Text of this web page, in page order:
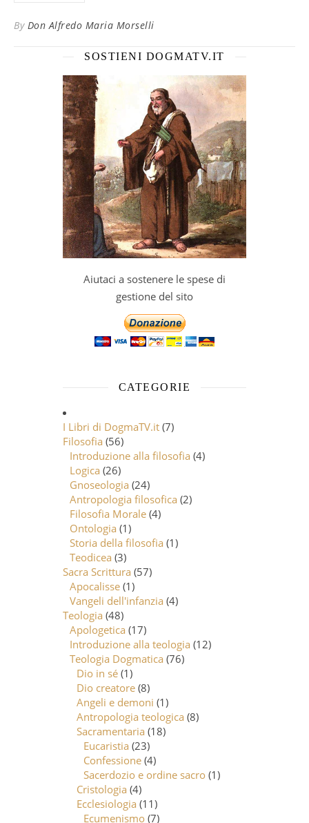
By Don Alfredo Maria Morselli
SOSTIENI DOGMATV.IT
Aiutaci a sostenere le spese di
gestione del sito
CATEGORIE
I Libri di DogmaTV.it (7)
Filosofia (56)
Introduzione alla filosofia (4)
Logica (26)
Gnoseologia (24)
Antropologia filosofica (2)
Filosofia Morale (4)
Ontologia (1)
Storia della filosofia (1)
Teodicea (3)
Sacra Scrittura (57)
Apocalisse (1)
Vangeli dell'infanzia (4)
Teologia (48)
Apologetica (17)
Introduzione alla teologia (12)
Teologia Dogmatica (76)
Dio in sé (1)
Dio creatore (8)
Angeli e demoni (1)
Antropologia teologica (8)
Sacramentaria (18)
Eucaristia (23)
Confessione (4)
Sacerdozio e ordine sacro (1)
Cristologia (4)
Ecclesiologia (11)
Ecumenismo (7)